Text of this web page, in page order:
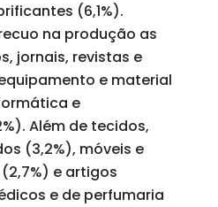
(6,1%).
na produção as
jornais, revistas e
e material
e
Além de tecidos,
(3,2%), móveis e
e artigos
e de perfumaria